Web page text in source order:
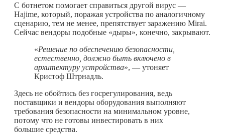
С ботнетом помогает справиться другой вирус —
Hajime, который, поражая устройства по аналогичному
сценарию, тем не менее, препятствует заражению Mirai.
Сейчас вендоры подобные «дыры», конечно, закрывают.
«Решение по обеспечению безопасности,
естественно, должно быть включено в
архитектуру устройства», — утоняет
Кристоф Штрнадль.
Здесь не обойтись без госрегулирования, ведь
поставщики и вендоры оборудования выполняют
требования безопасности на минимальном уровне,
потому что не готовы инвестировать в них
большие средства.